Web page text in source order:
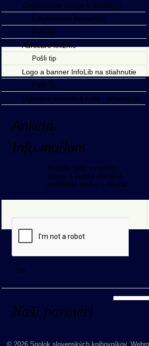
Odporúčané zdroje a databázy
Encyklopédie Repozitáre
Pošli tip
Adresáre knižníc
Pošli tip
Logo a banner InfoLib na stiahnutie
Pošli tip
Ústredná knižničná rada - informácie
Anketa
Info mailom
Napíšte Vašu e-mailovú
adresu a budete dostávať
pravidelné správy z InfoLib.
Naši partneri
© 2026 Spolok slovenských knihovníkov.